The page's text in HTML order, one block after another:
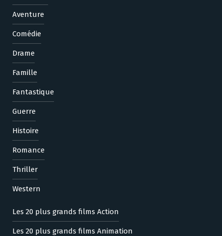
Aventure
Comédie
Drame
Famille
Fantastique
Guerre
Histoire
Romance
Thriller
Western
Les 20 plus grands films Action
Les 20 plus grands films Animation